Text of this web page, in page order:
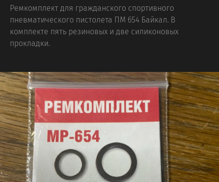
Ремкомплект для гражданского спортивного
пневматического пистолета ПМ 654 Байкал. В
комплекте пять резиновых и две силиконовых
прокладки.